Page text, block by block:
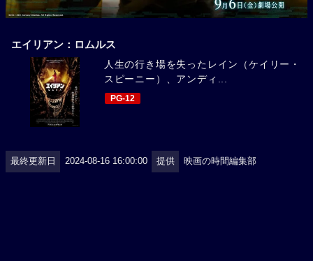
エイリアン：ロムルス
人生の行き場を失ったレイン（ケイリー・
スピーニー）、アンディ...
PG-12
最終更新日 2024-08-16 16:00:00 提供 映画の時間編集部